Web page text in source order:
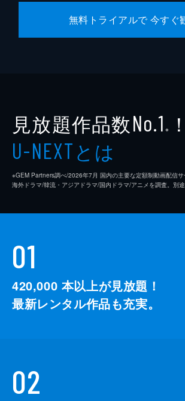
無料トライアルで 今すぐ
見放題作品数No.1 ※ ！
U-NEXTとは
※GEM Partners調べ/2026年7⽉ 国内の主要な定額制動画配信
海外ドラマ/韓流・アジアドラマ/国内ドラマ/アニメを調査。別途
01
420,000 本以上が見放題！
最新レンタル作品も充実。
02